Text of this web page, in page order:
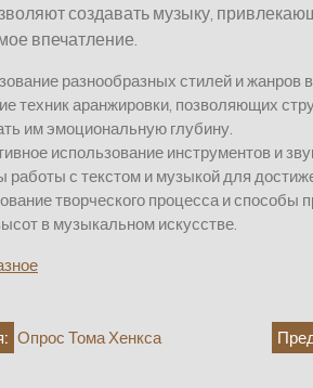
создавать музыку,
впечатление.
разнообразных стилей и жанров
техник аранжировки, позволяющих
им эмоциональную глубину.
использование инструментов и
работы с текстом и музыкой для
творческого процесса и способы
в музыкальном искусстве.
Опрос Тома Хенкса